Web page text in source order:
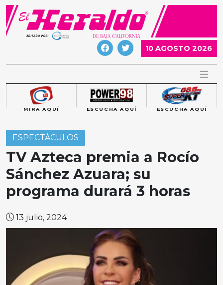
Skip
content
10 AGOSTO 2026
MIRA AQUÍ ESCUCHA AQUÍ ESCUCHA AQUÍ
ESPECTÁCULOS
TV Azteca premia a Rocío
Sánchez Azuara; su
programa durará 3 horas
13 julio, 2024